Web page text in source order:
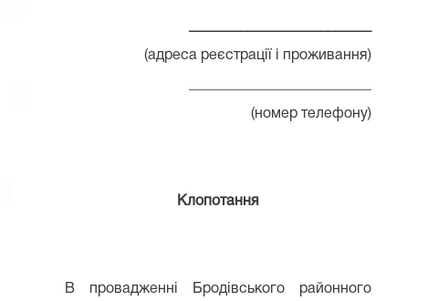
(адреса реєстрації і проживання)
(номер телефону)
Клопотання
В провадженні Бродівського районного